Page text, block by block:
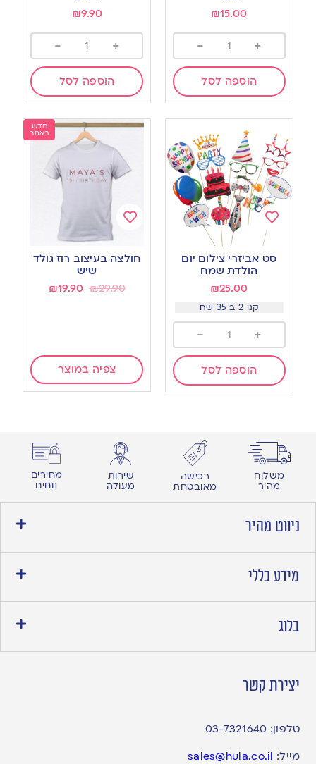
₪15.00
+
-
הוספה לסל
₪9.90
+
-
הוספה לסל
Add
to
wishlist
סט אביזרי צילום יום
הולדת שמח
₪25.00
קנו 2 ב 35 שח
+
-
הוספה לסל
חדש
באתר
to
חולצה בעיצוב רוז גולד
שיש
₪29.90
₪19.90
צפיה במוצר
משלוח
מהיר
רכישה
מאובטחת
שירות
מעולה
מחירים
נוחים
ניווט מהיר
מידע כללי
בלוג
יצירת קשר
טלפון: 03-7321640
מייל: sales@hula.co.il